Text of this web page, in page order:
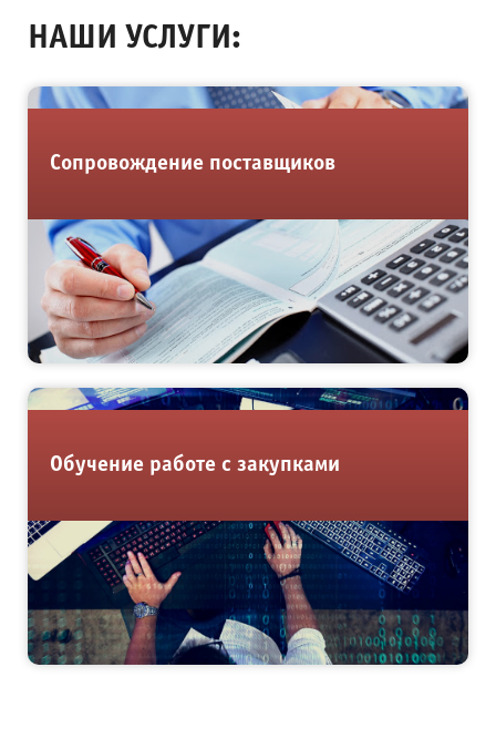
НАШИ УСЛУГИ:
Сопровождение поставщиков
Обучение работе с закупками